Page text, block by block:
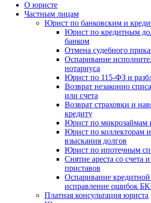
О юристе
Частным лицам
Юрист по банковским и
Юрист по кредитным
банком
Отмена судебного
Оспаривание
нотариуса
Юрист по 115-ФЗ и
Возврат незаконно
или счета
Возврат страховки и
кредиту
Юрист по
Юрист по коллекторам
взыскания долгов
Юрист по ипотечным
Снятие ареста со счета
приставов
Оспаривание
исправление ошибок
Платная консультация юриста